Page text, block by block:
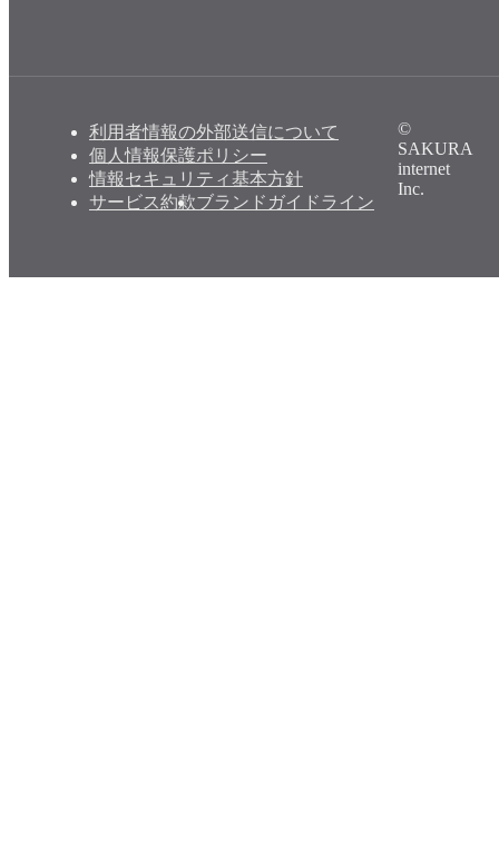
利用者情報の外部送信について
個人情報保護ポリシー
情報セキュリティ基本方針
サービス約款ブランドガイドライン
©
SAKURA
internet
Inc.